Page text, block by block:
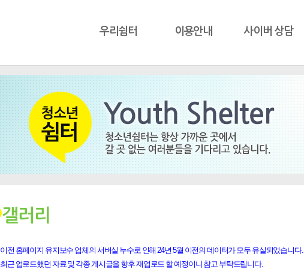
우리쉼터 이용안내 사이버 상담
갤러리
이전 홈페이지 유지보수 업체의 서버실 누수로 인해 24년 5월 이전의 데이터가 모두 유실되었습니다.
최근 업로드했던 자료 및 각종 게시글을 향후 재업로드 할 예정이니 참고 부탁드립니다.